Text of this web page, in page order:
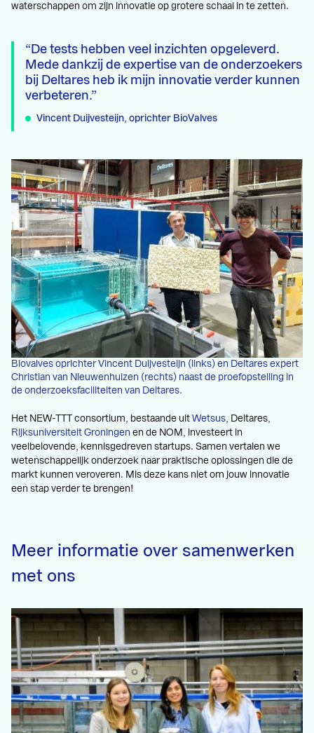
waterschappen om zijn innovatie op grotere schaal in te zetten.
De tests hebben veel inzichten opgeleverd.
Mede dankzij de expertise van de onderzoekers
bij Deltares heb ik mijn innovatie verder kunnen
verbeteren.
Vincent Duijvesteijn, oprichter BioValves
Biovalves oprichter Vincent Duijvesteijn (links) en Deltares expert
Christian van Nieuwenhuizen (rechts) naast de proefopstelling in
de onderzoeksfaciliteiten van Deltares.
Het NEW-TTT consortium, bestaande uit Wetsus, Deltares,
Rijksuniversiteit Groningen en de NOM, investeert in
veelbelovende, kennisgedreven startups. Samen vertalen we
wetenschappelijk onderzoek naar praktische oplossingen die de
markt kunnen veroveren. Mis deze kans niet om jouw innovatie
een stap verder te brengen!
Meer informatie over samenwerken
met ons